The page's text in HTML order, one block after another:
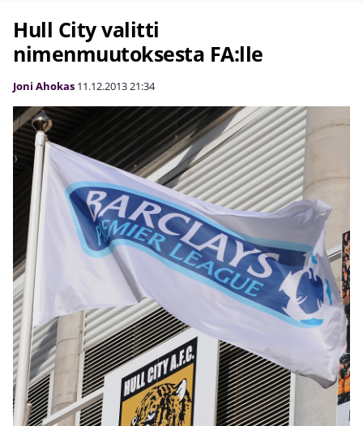
Hull City valitti
nimenmuutoksesta FA:lle
Joni Ahokas 11.12.201321:34